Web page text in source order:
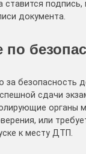
ставится
документа.
по
за
сдачи
органы
или
к месту ДТП.